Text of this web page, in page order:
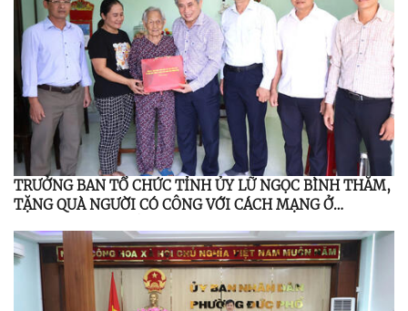
TRƯỞNG BAN TỔ CHỨC TỈNH ỦY LỮ NGỌC BÌNH THĂM,
TẶNG QUÀ NGƯỜI CÓ CÔNG VỚI CÁCH MẠNG Ở